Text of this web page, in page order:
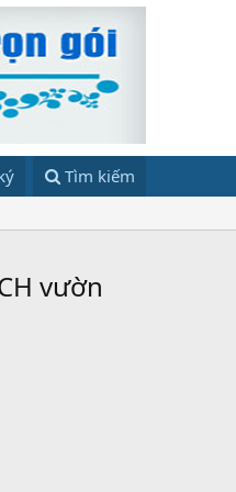
Tìm kiếm
vườn